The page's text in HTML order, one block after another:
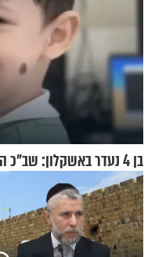
בן 4 נעדר באשקלון: שב"כ הצטרף למאמצי האיתור